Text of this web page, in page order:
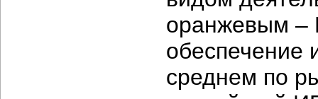
оранжевым –
обеспечение
среднем по